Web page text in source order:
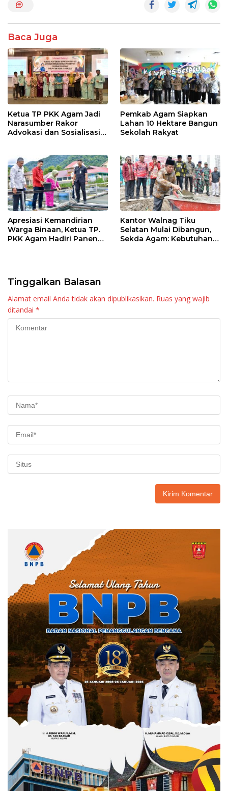
o
o
k
p
p
Baca Juga
Ketua TP PKK Agam Jadi
Narasumber Rakor
Advokasi dan Sosialisasi
Pemkab Agam Siapkan
Lahan 10 Hektare Bangun
Sekolah Rakyat
Apresiasi Kemandirian
Warga Binaan, Ketua TP.
PKK Agam Hadiri Panen
Kantor Walnag Tiku
Selatan Mulai Dibangun,
Sekda Agam: Kebutuhan
Tinggalkan Balasan
Alamat email Anda tidak akan dipublikasikan. Ruas yang wajib
ditandai *